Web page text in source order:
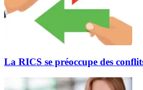
La RICS se préoccupe des